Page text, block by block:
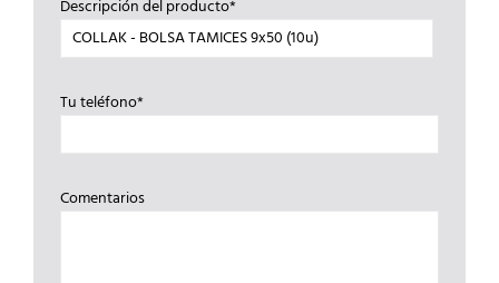
Descripción del producto*
Tu teléfono*
Comentarios